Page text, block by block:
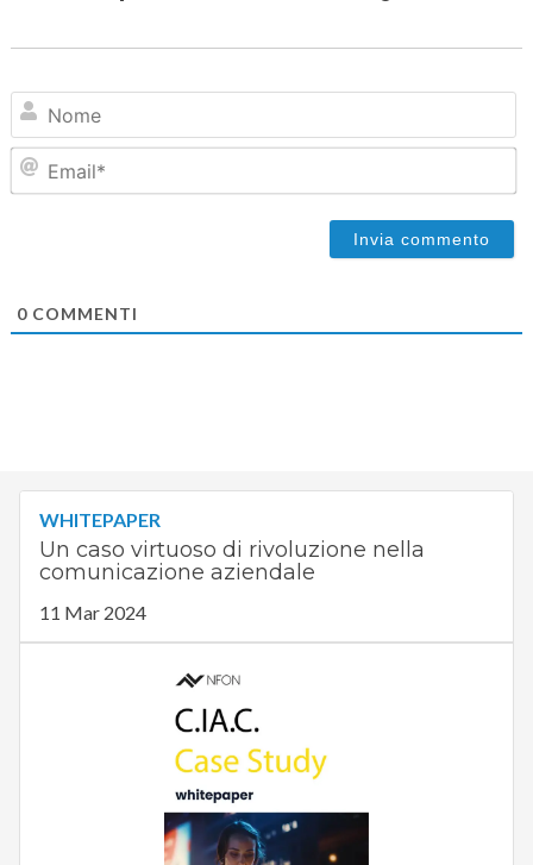
0COMMENTI
WHITEPAPER
Un caso virtuoso di rivoluzione nella
comunicazione aziendale
11 Mar 2024